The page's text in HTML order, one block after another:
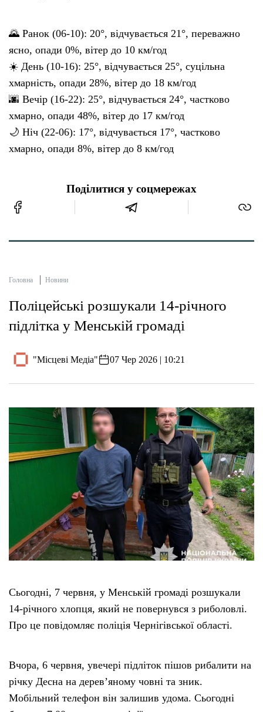
🌄 Ранок (06-10): 20°, відчувається 21°, переважно
ясно, опади 0%, вітер до 10 км/год
☀️ День (10-16): 25°, відчувається 25°, суцільна
хмарність, опади 28%, вітер до 18 км/год
🌆 Вечір (16-22): 25°, відчувається 24°, частково
хмарно, опади 48%, вітер до 17 км/год
🌙 Ніч (22-06): 17°, відчувається 17°, частково
хмарно, опади 8%, вітер до 8 км/год
Поділитися у соцмережах
Головна Новини
Поліцейські розшукали 14-річного
підлітка у Менській громаді
"Місцеві Медіа" 07 Чер 2026 | 10:21
Сьогодні, 7 червня, у Менській громаді розшукали
14-річного хлопця, який не повернувся з риболовлі.
Про це повідомляє поліція Чернігівської області.
Вчора, 6 червня, увечері підліток пішов рибалити на
річку Десна на дерев’яному човні та зник.
Мобільний телефон він залишив удома. Сьогодні